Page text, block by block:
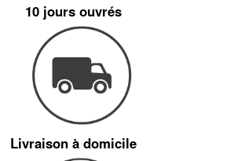
10 jours ouvrés
Livraison à domicile